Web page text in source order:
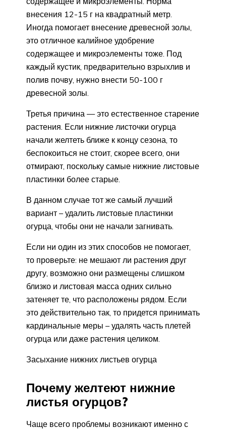
внесения 12-15 г на квадратный метр.
Иногда помогает внесение древесной золы,
это отличное калийное удобрение
содержащее и микроэлементы тоже. Под
каждый кустик, предварительно взрыхлив и
полив почву, нужно внести 50-100 г
древесной золы.
Третья причина — это естественное старение
растения. Если нижние листочки огурца
начали желтеть ближе к концу сезона, то
беспокоиться не стоит, скорее всего, они
отмирают, поскольку самые нижние листовые
пластинки более старые.
В данном случае тот же самый лучший
вариант – удалить листовые пластинки
огурца, чтобы они не начали загнивать.
Если ни один из этих способов не помогает,
то проверьте: не мешают ли растения друг
другу, возможно они размещены слишком
близко и листовая масса одних сильно
затеняет те, что расположены рядом. Если
это действительно так, то придется принимать
кардинальные меры – удалять часть плетей
огурца или даже растения целиком.
Засыхание нижних листьев огурца
Почему желтеют нижние
листья огурцов?
Чаще всего проблемы возникают именно с